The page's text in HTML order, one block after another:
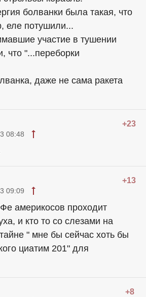
болванки была такая, что
еле потушили...
участие в тушении
что "...переборки
даже не сама ракета
+23
08:48
+13
09:09
америкосов проходит
и кто то со слезами на
" мне бы сейчас хоть бы
циатим 201" для
+8